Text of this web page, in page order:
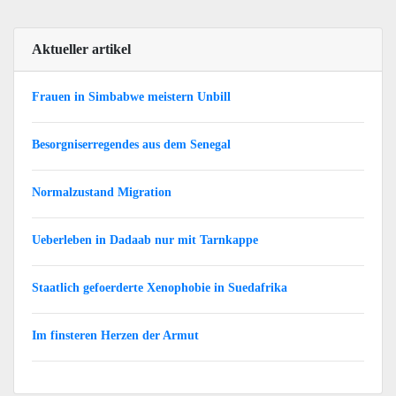
Aktueller artikel
Frauen in Simbabwe meistern Unbill
Besorgniserregendes aus dem Senegal
Normalzustand Migration
Ueberleben in Dadaab nur mit Tarnkappe
Staatlich gefoerderte Xenophobie in Suedafrika
Im finsteren Herzen der Armut